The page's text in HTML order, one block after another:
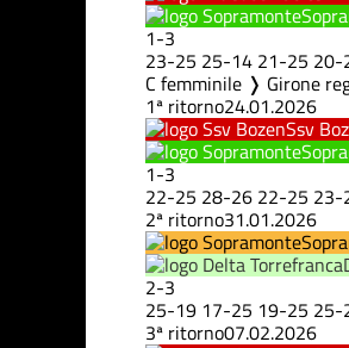
1-3
23-25 25-14 21-25 20-
C femminile ❭ Girone
1ª ritorno24.01.2026
Ssv
1-3
22-25 28-26 22-25 23-
2ª ritorno31.01.2026
2-3
25-19 17-25 19-25 25-
3ª ritorno07.02.2026